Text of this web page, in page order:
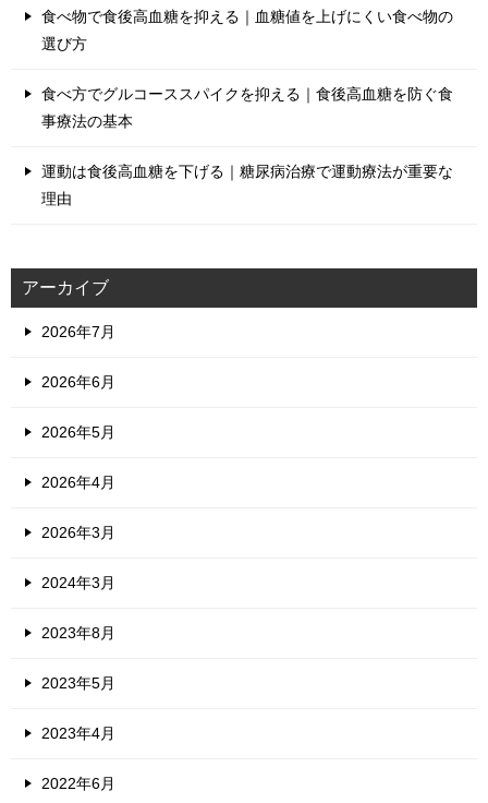
食べ物で食後高血糖を抑える｜血糖値を上げにくい食べ物の
選び方
食べ方でグルコーススパイクを抑える｜食後高血糖を防ぐ食
事療法の基本
運動は食後高血糖を下げる｜糖尿病治療で運動療法が重要な
理由
アーカイブ
2026年7月
2026年6月
2026年5月
2026年4月
2026年3月
2024年3月
2023年8月
2023年5月
2023年4月
2022年6月